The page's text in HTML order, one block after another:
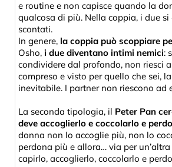
e routine e non capisce quando la
qualcosa di più. Nella coppia, i due
scontati.
In genere, la coppia può scoppiare
Osho, i due diventano intimi nemici:
condividere dal profondo, non riesci
compreso e visto per quello che sei,
inevitabile. I partner non riescono ad
La seconda tipologia, il Peter Pan
deve accoglierlo e coccolarlo e
donna non lo accoglie più, non lo
perdona più e allora… via per
capirlo, accoglierlo, coccolarlo e